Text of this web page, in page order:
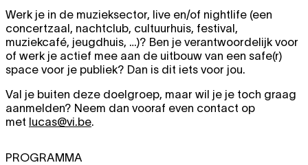
Werk je in de muzieksector, live en/of nightlife (een
concertzaal, nachtclub, cultuurhuis, festival,
muziekcafé, jeugdhuis, …)? Ben je verantwoordelijk voor
of werk je actief mee aan de uitbouw van een safe(r)
space voor je publiek? Dan is dit iets voor jou.
Val je buiten deze doelgroep, maar wil je je toch graag
aanmelden? Neem dan vooraf even contact op
met lucas@vi.be.
PROGRAMMA